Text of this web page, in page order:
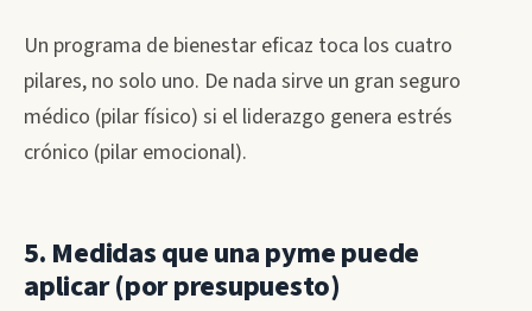
Un programa de bienestar eficaz toca los cuatro
pilares, no solo uno. De nada sirve un gran seguro
médico (pilar físico) si el liderazgo genera estrés
crónico (pilar emocional).
5. Medidas que una pyme puede
aplicar (por presupuesto)